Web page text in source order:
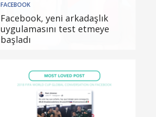
FACEBOOK
Facebook, yeni arkadaşlık
uygulamasını test etmeye
başladı